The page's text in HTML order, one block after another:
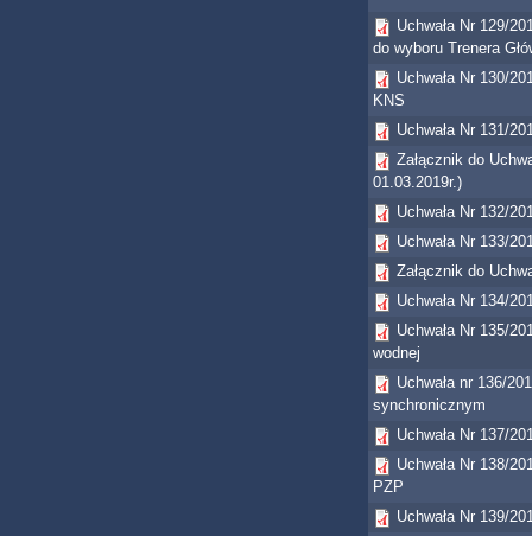
Uchwała Nr 129/
do wyboru Trenera
Uchwała Nr 130/
KNS
Uchwała Nr 131/
Załącznik do
01.03.2019r.)
Uchwała Nr 132/
Uchwała Nr 133/
Załącznik do
Uchwała Nr 134/
Uchwała Nr 135/
wodnej
Uchwała nr 136/
synchronicznym
Uchwała Nr 137/
Uchwała Nr 138/
PZP
Uchwała Nr 139/